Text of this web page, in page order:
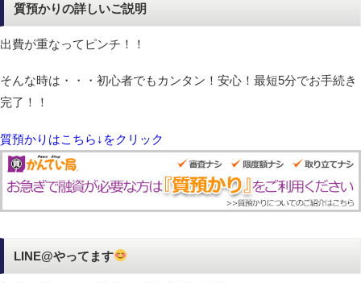
質預かりの詳しいご説明
出費が重なってピンチ！！
そんな時は・・・初心者でもカンタン！安心！最短5分でお手続き
完了！！
質預かりはこちら↓をクリック
LINE@やってます